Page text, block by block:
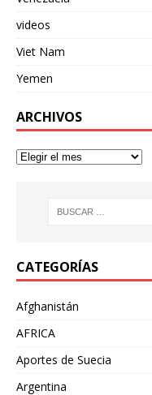
videos
Viet Nam
Yemen
ARCHIVOS
CATEGORÍAS
Afghanistán
AFRICA
Aportes de Suecia
Argentina